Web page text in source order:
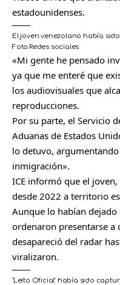
estadounidenses.
El joven venezolano había
Foto:Redes sociales
«Mi gente he pensado
ya que me enteré que
los audiovisuales que
reproducciones.
Por su parte, el Servicio
Aduanas de Estados
lo detuvo,
inmigración».
ICE informó que el
desde 2022 a territorio
Aunque lo habían
ordenaron presentarse a
desapareció del radar
viralizaron.
‘Leito Oficial’ había sido